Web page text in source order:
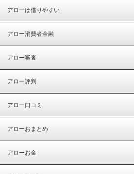
アローは借りやすい
アロー消費者金融
アロー審査
アロー評判
アロー口コミ
アローおまとめ
アローお金